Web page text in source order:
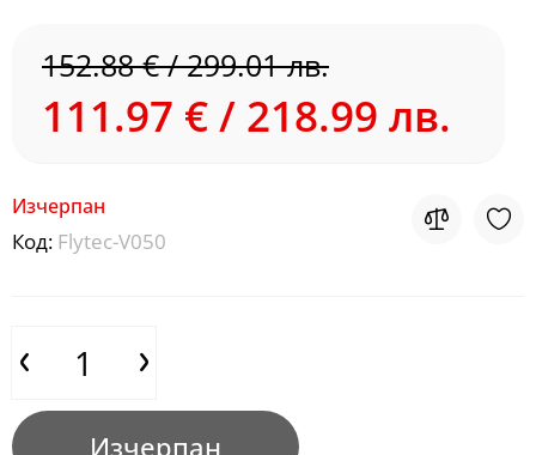
152.88 € / 299.01 лв.
111.97 € / 218.99 лв.
Изчерпан
Код: Flytec-V050
Изчерпан